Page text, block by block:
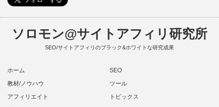
ソロモン@サイトアフィリ研究所
SEO/サイトアフィリのブラック&ホワイトな研究成果
ホーム
SEO
教材/ノウハウ
ツール
アフィリエイト
トピックス